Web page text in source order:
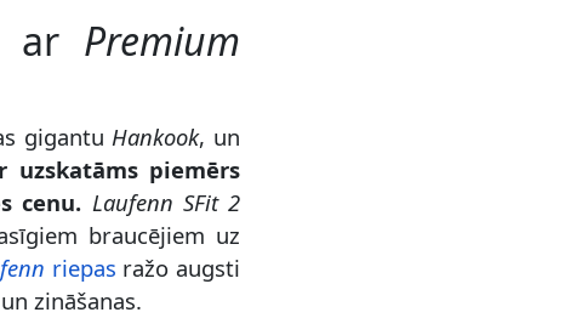
ar Premium
gigantuHankook, un
uzskatāms piemērs
cenu. Laufenn SFit 2
braucējiem uz
riepas ražo augsti
zināšanas.